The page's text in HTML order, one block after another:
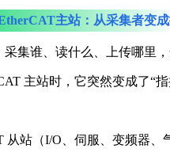
主站：从采集者变
集谁、读什么、上传哪里
主站时，它突然变成了“指
从站（I/O、伺服、变频器、